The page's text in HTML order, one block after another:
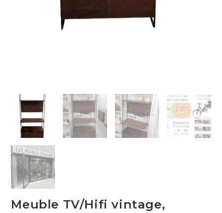
Meuble TV/Hifi vintage,